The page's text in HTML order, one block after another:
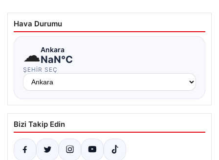
Hava Durumu
☁Ankara
NaN°C
ŞEHIR SEÇ
Bizi Takip Edin